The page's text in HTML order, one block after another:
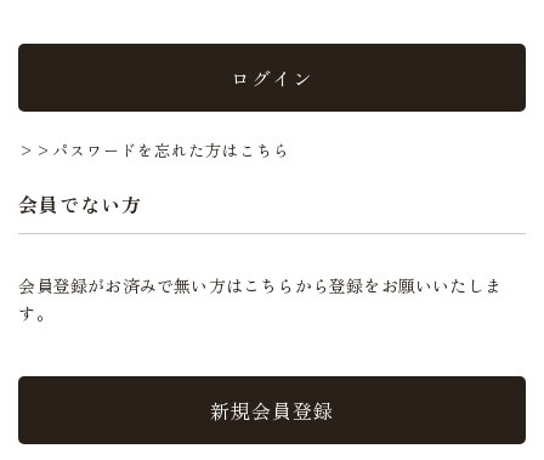
ログイン
>>パスワードを忘れた方はこちら
会員でない方
会員登録がお済みで無い方はこちらから登録をお願いいたしま
す。
新規会員登録